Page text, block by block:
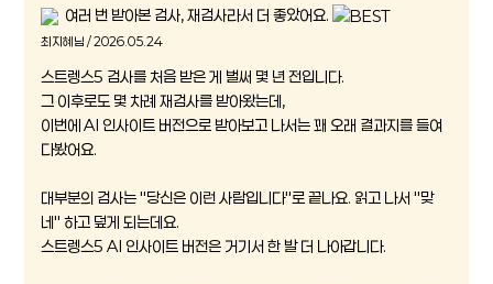
여러 번 받아본 검사, 재검사라서 더 좋았어요.
최지혜님 / 2026.05.24
스트렝스5 검사를 처음 받은 게 벌써 몇 년 전입니다.
그 이후로도 몇 차례 재검사를 받아왔는데,
이번에 AI 인사이트 버전으로 받아보고 나서는 꽤 오래 결과지를 들여
다봤어요.
대부분의 검사는 "당신은 이런 사람입니다"로 끝나요. 읽고 나서 "맞
네" 하고 덮게 되는데요.
스트렝스5 AI 인사이트 버전은 거기서 한 발 더 나아갑니다.